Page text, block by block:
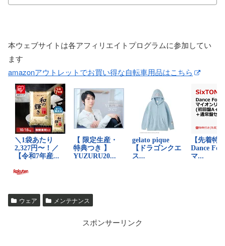
本ウェブサイトは各アフィリエイトプログラムに参加してい
ます
amazonアウトレットでお買い得な自転車用品はこちら
ウェア メンテナンス
スポンサーリンク